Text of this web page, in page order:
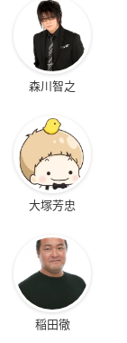
森川智之
大塚芳忠
稲田徹